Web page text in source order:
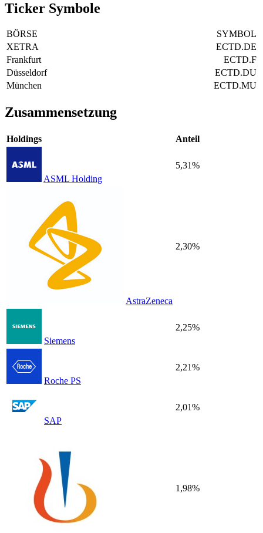
Ticker Symbole
BÖRSE
SYMBOL
XETRA
ECTD.DE
Frankfurt
ECTD.F
Düsseldorf
ECTD.DU
München
ECTD.MU
Zusammensetzung
Holdings Anteil
ASML Holding
5,31%
AstraZeneca
2,30%
Siemens
2,25%
Roche PS
2,21%
SAP
2,01%
1,98%